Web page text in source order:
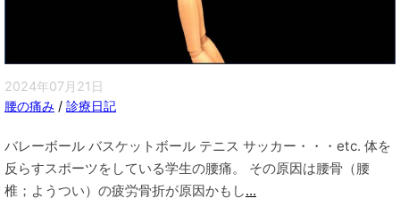
2024年07月21日
腰の痛み / 診療日記
バレーボール バスケットボール テニス サッカー・・・etc. 体を
反らすスポーツをしている学生の腰痛。 その原因は腰骨（腰
椎；ようつい）の疲労骨折が原因かもし...